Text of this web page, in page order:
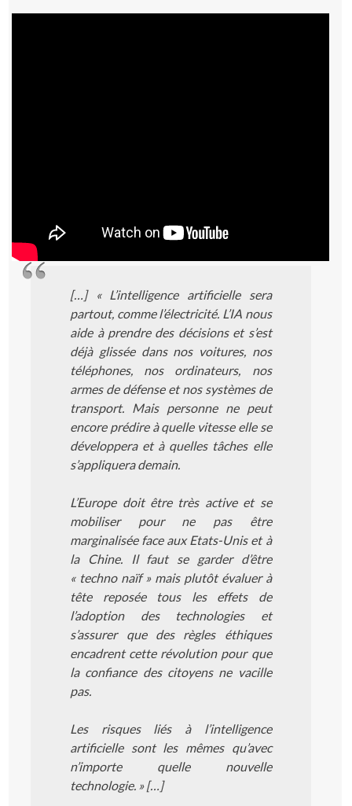
[…]
« L’intelligence artificielle sera
partout, comme l’électricité. L’IA nous
aide à prendre des décisions et s’est
déjà glissée dans nos voitures, nos
téléphones, nos ordinateurs, nos
armes de défense et nos systèmes de
transport. Mais personne ne peut
encore prédire à quelle vitesse elle se
développera et à quelles tâches elle
s’appliquera demain.
L’Europe doit être très active et se
mobiliser pour ne pas être
marginalisée face aux Etats-Unis et à
la Chine. Il faut se garder d’être
« techno naïf » mais plutôt évaluer à
tête reposée tous les effets de
l’adoption des technologies et
s’assurer que des règles éthiques
encadrent cette révolution pour que
la confiance des citoyens ne vacille
pas.
Les risques liés à l’intelligence
artificielle sont les mêmes qu’avec
n’importe quelle nouvelle
technologie. » […]